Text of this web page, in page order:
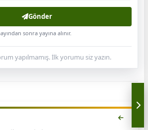
Gönder
sonra yayına alınır.
yapılmamış. İlk yorumu siz yazın.